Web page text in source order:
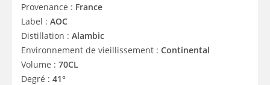
Provenance : France
Label : AOC
Distillation : Alambic
Environnement de vieillissement : Continental
Volume : 70CL
Degré : 41°